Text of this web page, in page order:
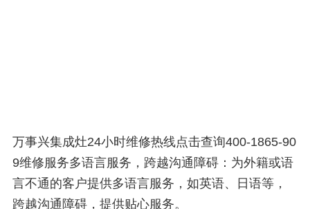
万事兴集成灶24小时维修热线点击查询400-1865-90
9维修服务多语言服务，跨越沟通障碍：为外籍或语
言不通的客户提供多语言服务，如英语、日语等，
跨越沟通障碍，提供贴心服务。